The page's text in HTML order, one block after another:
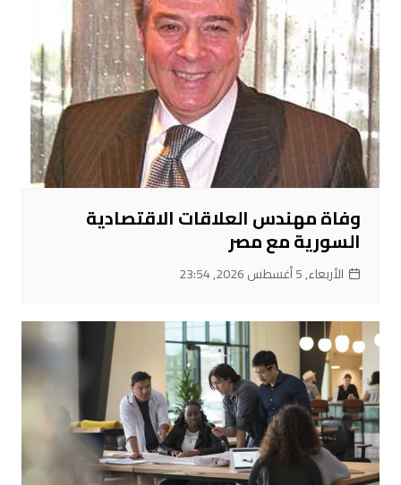
وفاة مهندس العلاقات الاقتصادية
السورية مع مصر
الأربعاء, 5 أغسطس 2026, 23:54